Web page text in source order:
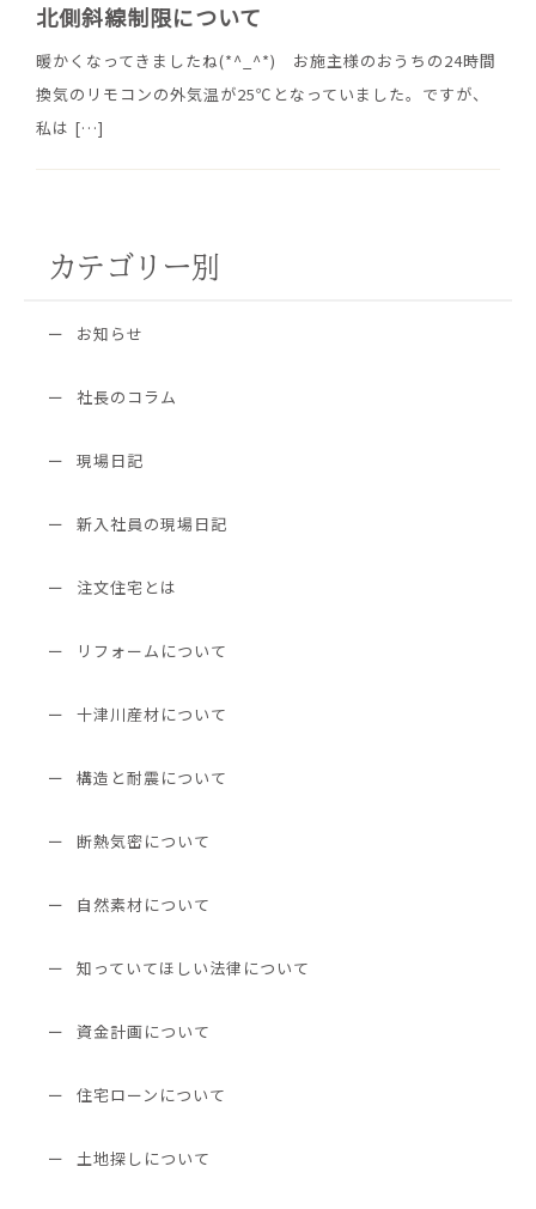
北側斜線制限について
暖かくなってきましたね(*^_^*) お施主様のおうちの24時間
換気のリモコンの外気温が25℃となっていました。ですが、
私は […]
カテゴリー別
お知らせ
社長のコラム
現場日記
新入社員の現場日記
注文住宅とは
リフォームについて
十津川産材について
構造と耐震について
断熱気密について
自然素材について
知っていてほしい法律について
資金計画について
住宅ローンについて
土地探しについて